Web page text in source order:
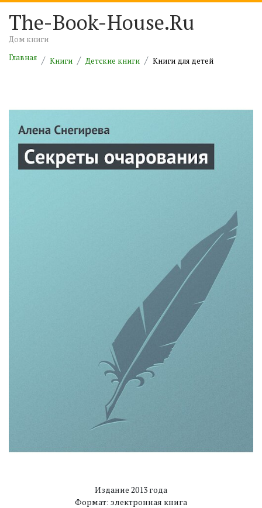
The-Book-House.Ru
Дом книги
Главная
Книги Детские книги Книги для детей
Издание 2013 года
Формат: электронная книга